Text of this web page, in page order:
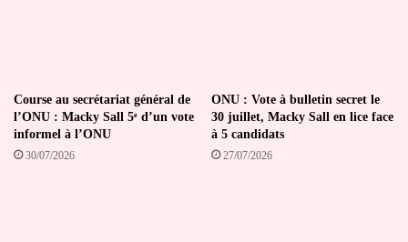
Course au secrétariat général de
l’ONU : Macky Sall 5ᵉ d’un vote
informel à l’ONU
30/07/2026
ONU : Vote à bulletin secret le
30 juillet, Macky Sall en lice face
à 5 candidats
27/07/2026